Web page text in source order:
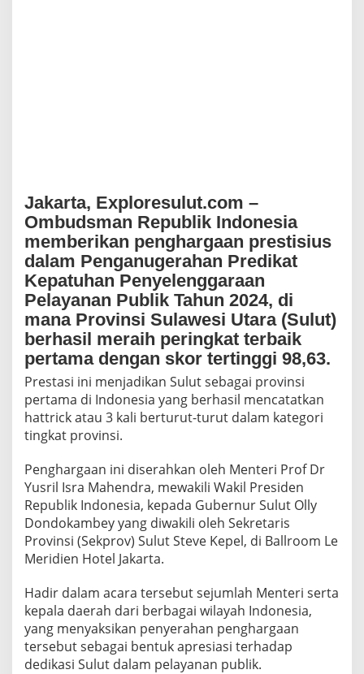
a
n
P
u
b
l
i
k
T
e
r
b
i
k
2
0
,
B
u
k
t
i
K
m
i
t
m
e
n
Jakarta, Exploresulut.com –
Ombudsman Republik Indonesia
memberikan penghargaan prestisius
dalam Penganugerahan Predikat
Kepatuhan Penyelenggaraan
Pelayanan Publik Tahun 2024, di
mana Provinsi Sulawesi Utara (Sulut)
berhasil meraih peringkat terbaik
pertama dengan skor tertinggi 98,63.
Prestasi ini menjadikan Sulut sebagai provinsi
pertama di Indonesia yang berhasil mencatatkan
hattrick atau 3 kali berturut-turut dalam kategori
tingkat provinsi.
Penghargaan ini diserahkan oleh Menteri Prof Dr
Yusril Isra Mahendra, mewakili Wakil Presiden
Republik Indonesia, kepada Gubernur Sulut Olly
Dondokambey yang diwakili oleh Sekretaris
Provinsi (Sekprov) Sulut Steve Kepel, di Ballroom Le
Meridien Hotel Jakarta.
Hadir dalam acara tersebut sejumlah Menteri serta
kepala daerah dari berbagai wilayah Indonesia,
yang menyaksikan penyerahan penghargaan
tersebut sebagai bentuk apresiasi terhadap
dedikasi Sulut dalam pelayanan publik.